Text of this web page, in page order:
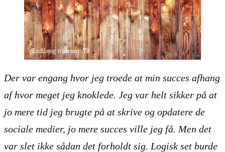
Der var engang hvor jeg troede at min succes afhang
af hvor meget jeg knoklede. Jeg var helt sikker på at
jo mere tid jeg brugte på at skrive og opdatere de
sociale medier, jo mere succes ville jeg få. Men det
var slet ikke sådan det forholdt sig. Logisk set burde